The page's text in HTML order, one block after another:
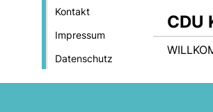
Kontakt
Impressum
Datenschutz
CDU